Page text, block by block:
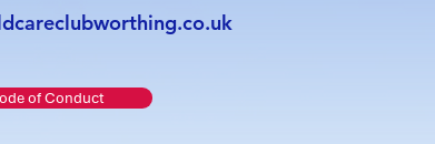
of Conduct